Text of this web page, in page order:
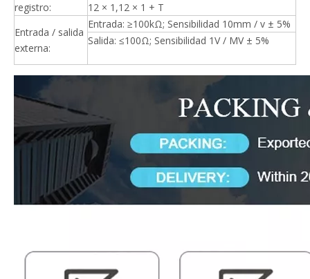
registro:
12 × 1,12 × 1 + T
Entrada / salida
externa:
Entrada: ≥100kΩ; Sensibilidad 10mm / v ± 5%
Salida: ≤100Ω; Sensibilidad 1V / MV ± 5%